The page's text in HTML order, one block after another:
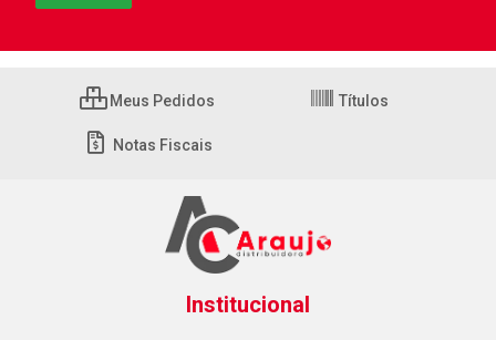
Meus Pedidos Títulos
Notas Fiscais
Institucional